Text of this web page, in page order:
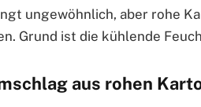
ungewöhnlich, aber rohe
Grund ist die kühlende
aus rohen